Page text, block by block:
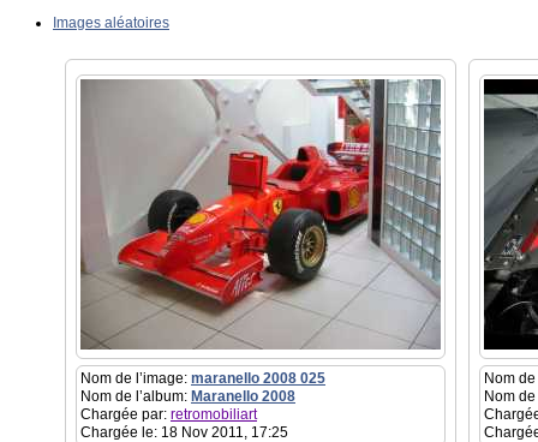
Images aléatoires
Nom de l’image: maranello 2008 025
Nom de l’album: Maranello 2008
Chargée par: retromobiliart
Chargée le: 18 Nov 2011, 17:25
Nom
Nom